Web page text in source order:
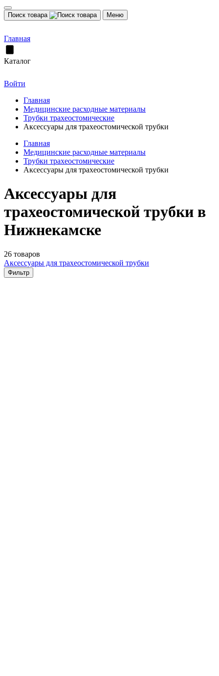
Поиск товара Меню
Главная
Каталог
Войти
Главная
Медицинские расходные материалы
Трубки трахеостомические
Аксессуары для трахеостомической трубки
Главная
Медицинские расходные материалы
Трубки трахеостомические
Аксессуары для трахеостомической трубки
Аксессуары для
трахеостомической трубки в
Нижнекамске
26 товаров
Аксессуары для трахеостомической трубки
Фильтр